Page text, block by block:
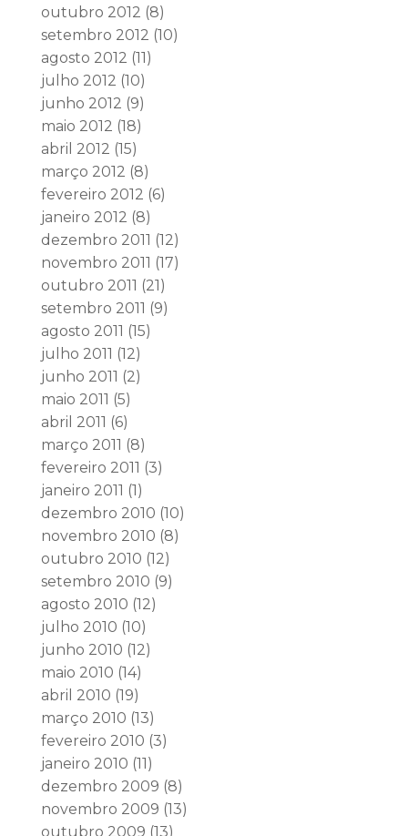
outubro 2012 (8)
setembro 2012 (10)
agosto 2012 (11)
julho 2012 (10)
junho 2012 (9)
maio 2012 (18)
abril 2012 (15)
março 2012 (8)
fevereiro 2012 (6)
janeiro 2012 (8)
dezembro 2011 (12)
novembro 2011 (17)
outubro 2011 (21)
setembro 2011 (9)
agosto 2011 (15)
julho 2011 (12)
junho 2011 (2)
maio 2011 (5)
abril 2011 (6)
março 2011 (8)
fevereiro 2011 (3)
janeiro 2011 (1)
dezembro 2010 (10)
novembro 2010 (8)
outubro 2010 (12)
setembro 2010 (9)
agosto 2010 (12)
julho 2010 (10)
junho 2010 (12)
maio 2010 (14)
abril 2010 (19)
março 2010 (13)
fevereiro 2010 (3)
janeiro 2010 (11)
dezembro 2009 (8)
novembro 2009 (13)
outubro 2009 (13)